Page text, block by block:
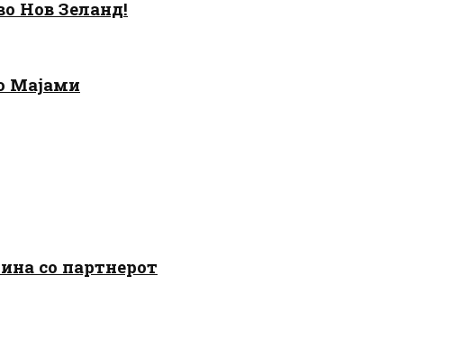
Нов Зеланд!
Мајами
со партнерот